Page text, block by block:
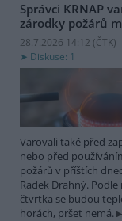
Správci KRNAP
zárodky požárů
28.7.2026 14:12 (ČTK)
Diskuse: 1
Varovali také před
nebo před
požárů v příštích
Radek Drahný.
čtvrtka se budou
horách, pršet nemá.